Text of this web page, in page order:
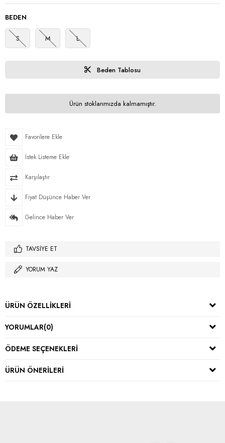
BEDEN
S M L
Beden Tablosu
Ürün stoklarımızda kalmamıştır.
Favorilere Ekle
İstek Listeme Ekle
Karşılaştır
Fiyat Düşünce Haber Ver
Gelince Haber Ver
TAVSIYE ET
YORUM YAZ
ÜRÜN ÖZELLIKLERI
YORUMLAR(0)
ÖDEME SEÇENEKLERI
ÜRÜN ÖNERILERI